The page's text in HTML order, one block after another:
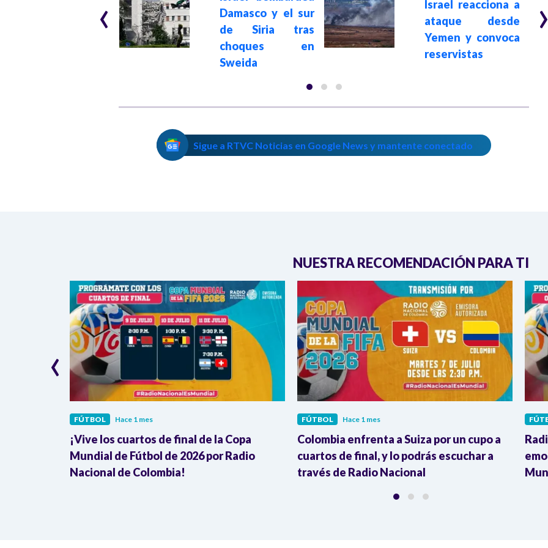
Damasco: el
gobierno sirio se
Damasco y el sur
de Siria tras
choques en
Sweida
Israel reacciona a
ataque desde
Yemen y convoca
reservistas
‹ ›
Sigue a RTVC Noticias en Google News y mantente conectado
NUESTRA RECOMENDACIÓN PARA TI
FÚTBOL Hace 1 mes
¡Vive los cuartos de final de la Copa
Mundial de Fútbol de 2026 por Radio
Nacional de Colombia!
FÚTBOL Hace 1 mes
Colombia enfrenta a Suiza por un cupo a
cuartos de final, y lo podrás escuchar a
través de Radio Nacional
‹